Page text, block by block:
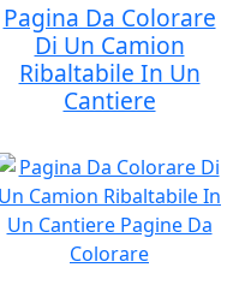
Pagina Da Colorare
Di Un Camion
Ribaltabile In Un
Cantiere